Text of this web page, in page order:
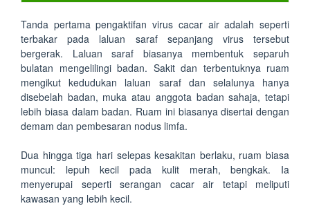
Tanda pertama pengaktifan virus cacar air adalah seperti
terbakar pada laluan saraf sepanjang virus tersebut
bergerak. Laluan saraf biasanya membentuk separuh
bulatan mengelilingi badan. Sakit dan terbentuknya ruam
mengikut kedudukan laluan saraf dan selalunya hanya
disebelah badan, muka atau anggota badan sahaja, tetapi
lebih biasa dalam badan. Ruam ini biasanya disertai dengan
demam dan pembesaran nodus limfa.
Dua hingga tiga hari selepas kesakitan berlaku, ruam biasa
muncul: lepuh kecil pada kulit merah, bengkak. Ia
menyerupai seperti serangan cacar air tetapi meliputi
kawasan yang lebih kecil.